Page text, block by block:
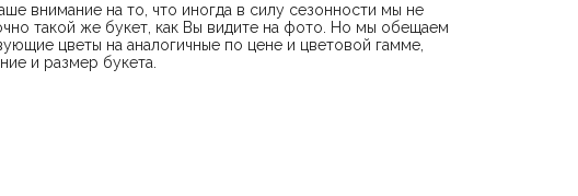
внимание на то, что иногда в силу сезонности мы не
такой же букет, как Вы видите на фото. Но мы обещаем
цветы на аналогичные по цене и цветовой гамме,
и размер букета.